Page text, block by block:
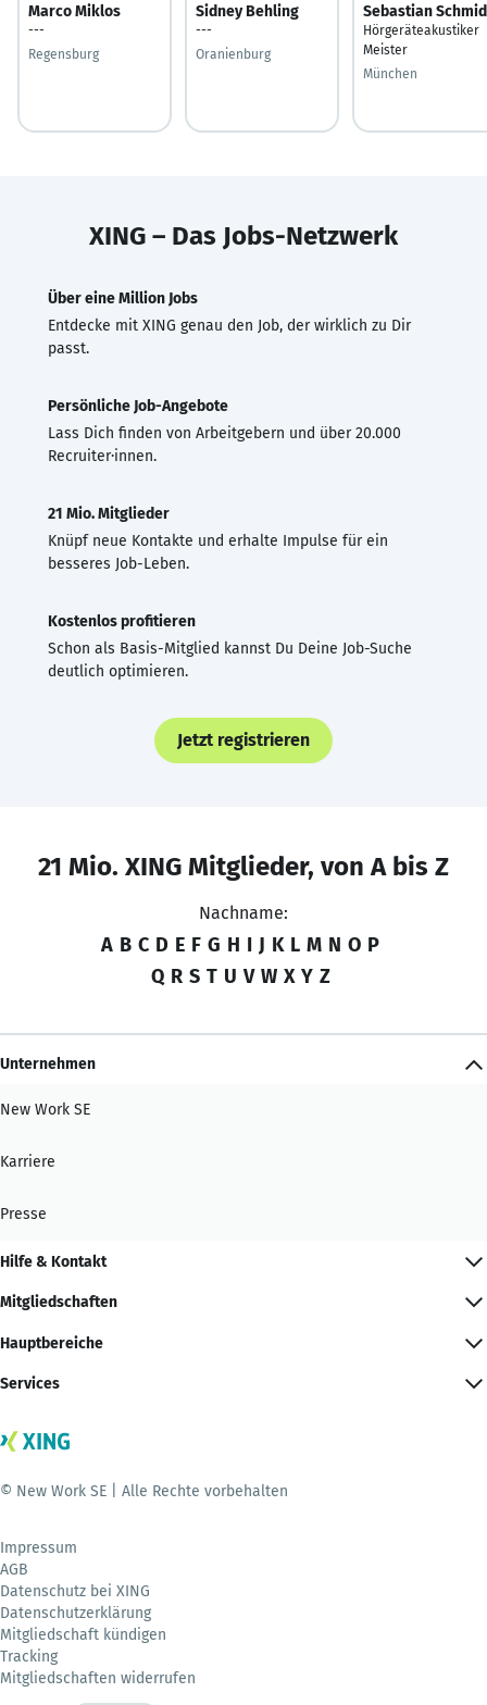
Marco Miklos
---
Regensburg
Sidney Behling
---
Oranienburg
Sebastian
Hörgeräteakustiker
Meister
München
XING – Das Jobs-Netzwerk
Über eine Million Jobs
Entdecke mit XING genau den Job, der wirklich zu Dir
passt.
Persönliche Job-Angebote
Lass Dich finden von Arbeitgebern und über 20.000
Recruiter·innen.
21 Mio. Mitglieder
Knüpf neue Kontakte und erhalte Impulse für ein
besseres Job-Leben.
Kostenlos profitieren
Schon als Basis-Mitglied kannst Du Deine Job-Suche
deutlich optimieren.
Jetzt registrieren
21 Mio. XING Mitglieder, von A bis Z
Nachname:
A B C D E F G H I J K L M N O P
Q R S T U V W X Y Z
Unternehmen
New Work SE
Karriere
Presse
Hilfe & Kontakt
Mitgliedschaften
Hauptbereiche
Services
© New Work SE | Alle Rechte vorbehalten
Impressum
AGB
Datenschutz bei XING
Datenschutzerklärung
Mitgliedschaft kündigen
Tracking
Mitgliedschaften widerrufen